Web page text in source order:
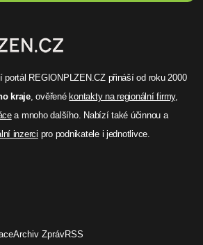
portál REGIONPLZEN.CZ přináší od roku 2000
kraje, ověřené kontakty na regionální firmy,
a mnoho dalšího. Nabízí také účinnou a
inzerci pro podnikatele i jednotlivce.
Archiv ZprávRSS